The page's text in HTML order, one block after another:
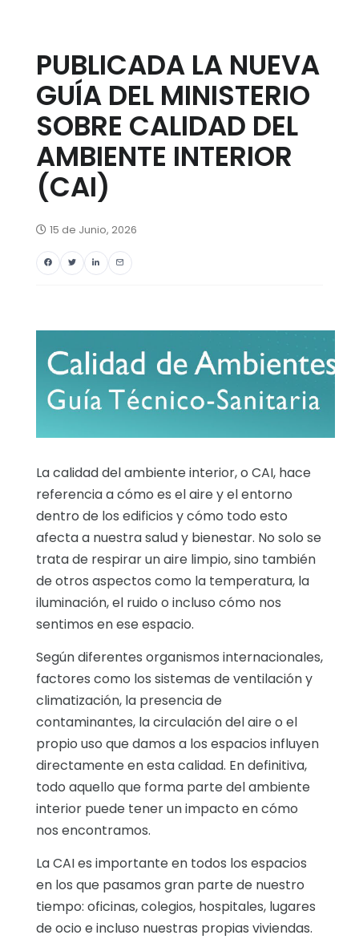
PUBLICADA LA NUEVA
GUÍA DEL MINISTERIO
SOBRE CALIDAD DEL
AMBIENTE INTERIOR
(CAI)
15 de Junio, 2026
La calidad del ambiente interior, o CAI, hace
referencia a cómo es el aire y el entorno
dentro de los edificios y cómo todo esto
afecta a nuestra salud y bienestar. No solo se
trata de respirar un aire limpio, sino también
de otros aspectos como la temperatura, la
iluminación, el ruido o incluso cómo nos
sentimos en ese espacio.
Según diferentes organismos internacionales,
factores como los sistemas de ventilación y
climatización, la presencia de
contaminantes, la circulación del aire o el
propio uso que damos a los espacios influyen
directamente en esta calidad. En definitiva,
todo aquello que forma parte del ambiente
interior puede tener un impacto en cómo
nos encontramos.
La CAI es importante en todos los espacios
en los que pasamos gran parte de nuestro
tiempo: oficinas, colegios, hospitales, lugares
de ocio e incluso nuestras propias viviendas.